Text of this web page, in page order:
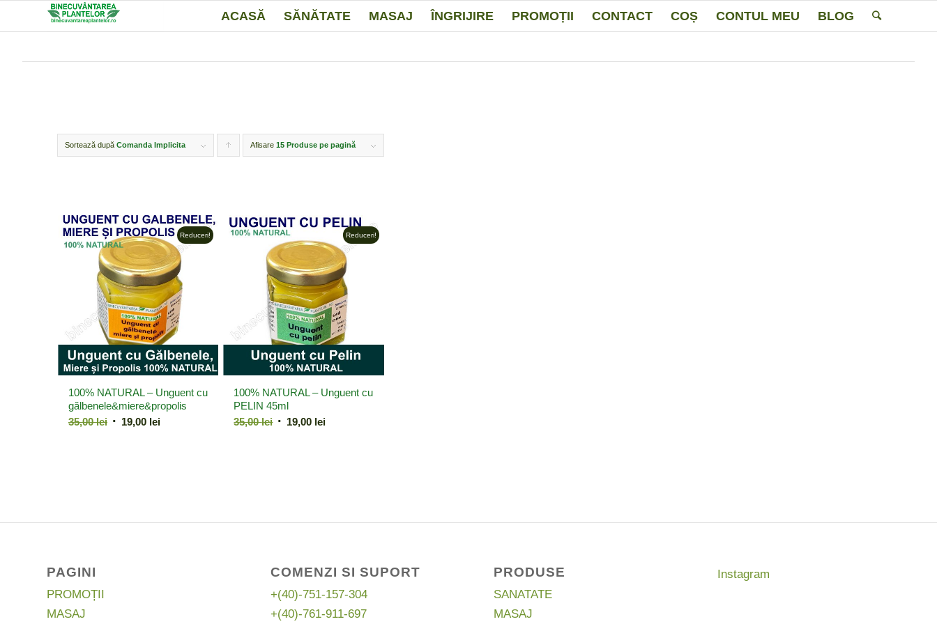
ACASĂ SĂNĂTATE MASAJ ÎNGRIJIRE PROMOȚII CONTACT COȘ CONTUL MEU BLOG
Sortează după Comanda Implicita Click
ordine
Afisare 15 Produse pe pagină
100% NATURAL – Unguent cu
gălbenele&miere&propolis
35,00lei Prețul
19,00 leiPrețul
Reduceri!
100% NATURAL – Unguent cu
PELIN 45ml
35,00lei Prețul
19,00 leiPrețul
Reduceri!
PAGINI
PROMOȚII
MASAJ
COMENZI SI SUPORT
+(40)-751-157-304
+(40)-761-911-697
PRODUSE
SANATATE
MASAJ
Instagram